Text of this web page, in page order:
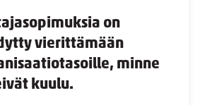
on
vierittämään
minne
kuulu.